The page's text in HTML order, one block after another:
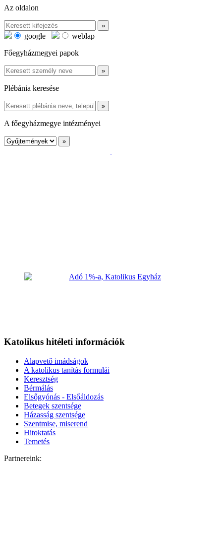
Az oldalon
google
weblap
Főegyházmegyei papok
Plébánia keresése
A főegyházmegye intézményei
Katolikus hitéleti információk
Alapvető imádságok
A katolikus tanítás formulái
Keresztség
Bérmálás
Elsőgyónás - Elsőáldozás
Betegek szentsége
Házasság szentsége
Szentmise, miserend
Hitoktatás
Temetés
Partnereink: